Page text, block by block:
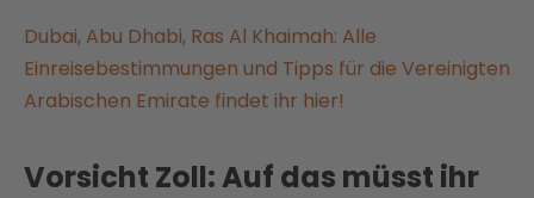
Dubai, Abu Dhabi, Ras Al Khaimah: Alle
Einreisebestimmungen und Tipps für die Vereinigten
Arabischen Emirate findet ihr hier!
Vorsicht Zoll: Auf das müsst ihr